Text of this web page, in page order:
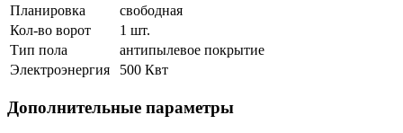
Планировка
свободная
Кол-во ворот
1 шт.
Тип пола
антипылевое покрытие
Электроэнергия
500 Квт
Дополнительные параметры